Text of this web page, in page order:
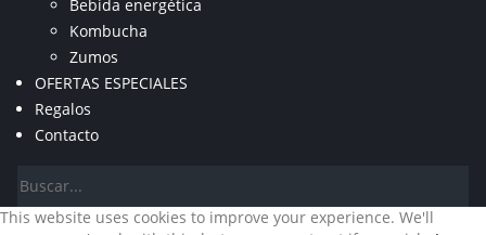
Bebida energética
Kombucha
Zumos
OFERTAS ESPECIALES
Regalos
Contacto
This website uses cookies to improve your experience. We'll